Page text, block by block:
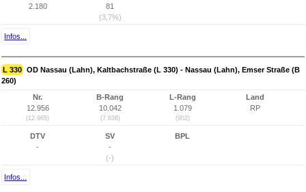
2.180
81
(3,7%)
Infos...
L 330 OD Nassau (Lahn), Kaltbachstraße (L 330) - Nassau (Lahn), Emser Straße (B
260)
Nr.
12.956
(12.965)
B-Rang
10.042
(7.638)
L-Rang
1.079
(902)
Land
RP
DTV
-
SV
-
(-)
BPL
Infos...